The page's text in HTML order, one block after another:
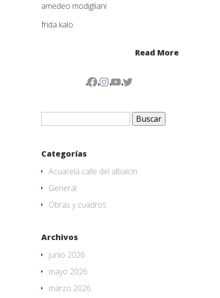
amedeo modigliani
frida kalo
Read More
Facebook
Instagram
YouTube
Twitter
Buscar:
Categorías
Acuarela calle del albaicin
General
Obras y cuadros
Archivos
junio 2026
mayo 2026
marzo 2026